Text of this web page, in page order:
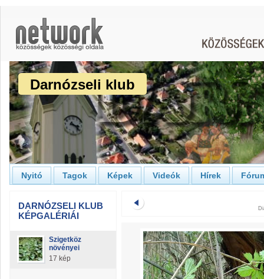
Darnózseli klub
Nyitó Tagok Képek Videók Hírek
DARNÓZSELI KLUB
KÉPGALÉRIÁI
Szigetköz
növényei
17 kép